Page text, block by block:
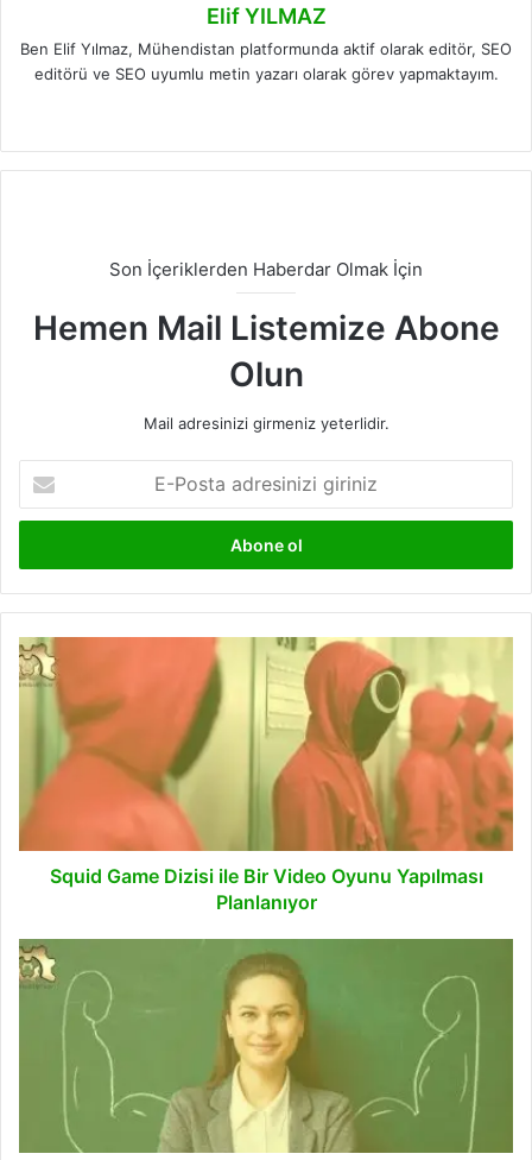
Elif YILMAZ
Ben Elif Yılmaz, Mühendistan platformunda aktif olarak editör, SEO
editörü ve SEO uyumlu metin yazarı olarak görev yapmaktayım.
Son İçeriklerden Haberdar Olmak İçin
Hemen Mail Listemize Abone
Olun
Mail adresinizi girmeniz yeterlidir.
Posta
adresinizi
Squid
Game
Video
Oyunu
Yapılması
Planlanıyor
Squid Game Dizisi ile Bir Video Oyunu Yapılması
Planlanıyor
Öğretmenler
Günü
Hediyeleri